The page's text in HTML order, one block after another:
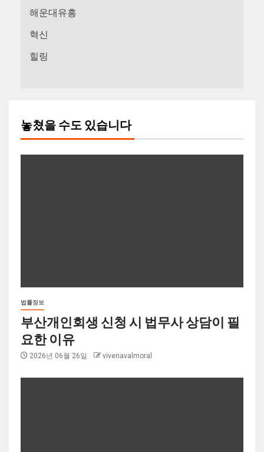
해운대유흥
혁신
힐링
놓쳤을 수도 있습니다
법률정보
부산개인회생 신청 시 법무사 상담이 필
요한 이유
2026년 06월 26일 vivenavalmoral